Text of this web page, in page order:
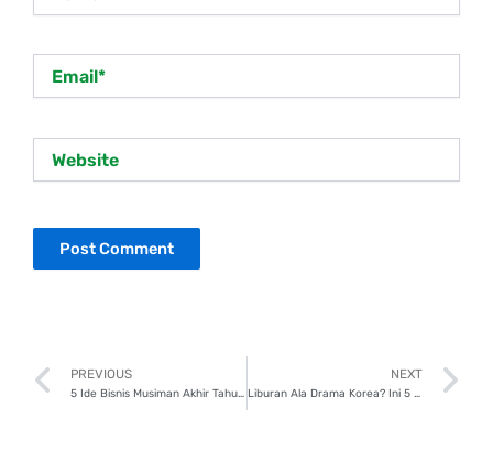
Prev
PREVIOUS
5 Ide Bisnis Musiman Akhir Tahun, Yuk Tambah Penghasilan!
NEXT
Liburan Ala Drama Korea? Ini 5 Langkah Persiapannya!